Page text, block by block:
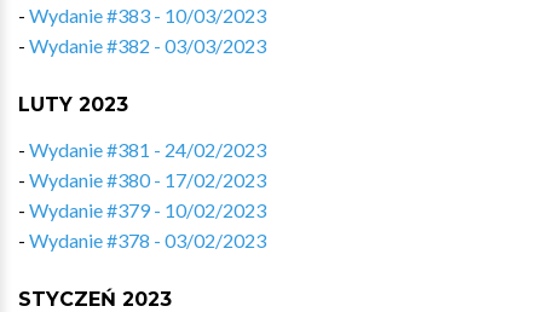
- Wydanie #383 - 10/03/2023
- Wydanie #382 - 03/03/2023
LUTY 2023
- Wydanie #381 - 24/02/2023
- Wydanie #380 - 17/02/2023
- Wydanie #379 - 10/02/2023
- Wydanie #378 - 03/02/2023
STYCZEŃ 2023